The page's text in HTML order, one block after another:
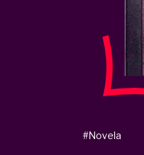
#Novela